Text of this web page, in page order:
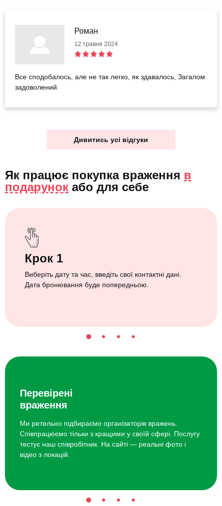
Роман
12 травня 2024
Все сподобалось, але не так легко, як здавалось, Загалом
задоволений
Дивитись усі відгуки
Як працює покупка враження в
подарунок або для себе
Крок 1
Виберіть дату та час, введіть свої контактні дані.
Дата бронювання буде попередньою.
Перевірені
враження
Ми ретельно підбираємо організаторів вражень.
Співпрацюємо тільки з кращими у своїй сфері. Послугу
тестує наш співробітник. На сайті — реальні фото і
відео з локацій.